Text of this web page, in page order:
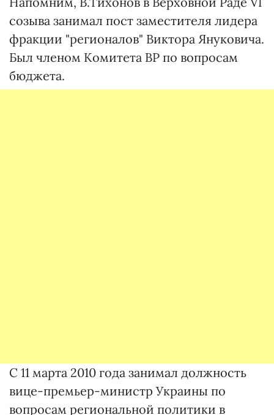
созыва занимал пост заместителя лидера
фракции "регионалов" Виктора Януковича.
Был членом Комитета ВР по вопросам
бюджета.
С 11 марта 2010 года занимал должность
вице-премьер-министр Украины по
вопросам региональной политики в